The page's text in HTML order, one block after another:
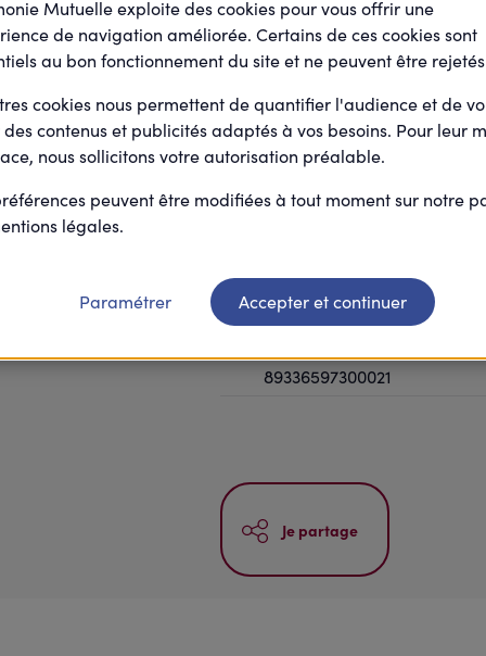
Amélioration de la santé
acteur de la qualité de vie
conditions de travail (QVCT)
Acteur de la transition
bénéfice de la santé des
de la société
Entreprise
10 à 19 salariés
89336597300021
Je partage
Mutuelle exploite des cookies pour vous offrir une
de navigation améliorée. Certains de ces cookies sont
au bon fonctionnement du site et ne peuvent être
cookies nous permettent de quantifier l'audience et de
contenus et publicités adaptés à vos besoins. Pour leur
nous sollicitons votre autorisation préalable.
peuvent être modifiées à tout moment sur notre
légales.
Paramétrer Accepter et continuer